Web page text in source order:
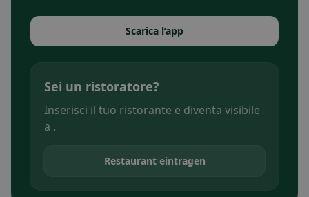
Scarica l’app
Sei un ristoratore?
Inserisci il tuo ristorante e diventa visibile
a .
Restaurant eintragen